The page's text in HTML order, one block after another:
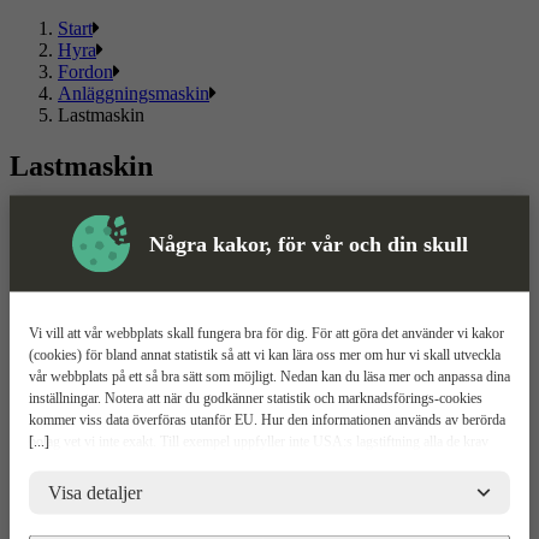
Några kakor, för vår och din skull
[...]
Vi vill att vår webbplats skall fungera bra för dig. För att göra det använder vi kakor
(cookies) för bland annat statistik så att vi kan lära oss mer om hur vi skall utveckla
vår webbplats på ett så bra sätt som möjligt. Nedan kan du läsa mer och anpassa dina
inställningar. Notera att när du godkänner statistik och marknadsförings-cookies
kommer viss data överföras utanför EU. Hur den informationen används av berörda
bolag vet vi inte exakt. Till exempel uppfyller inte USA:s lagstiftning alla de krav
risker för dina personuppgifter. De berörda bolagen måste lämna över uppgifter till
brottsbekämpande myndigheter i USA om de får en sådan begäran. Det kan dock
Visa detaljer
Start
Hyra
Fordon
Anläggningsmaskin
Lastmaskin
Lastmaskin
Välj mellan flera olika
du ett sortiment som passar både privat och proffs.
Om ToolPal
Om oss
5 enkla steg
Bli kund
Vattenrening
ToolPal To Go